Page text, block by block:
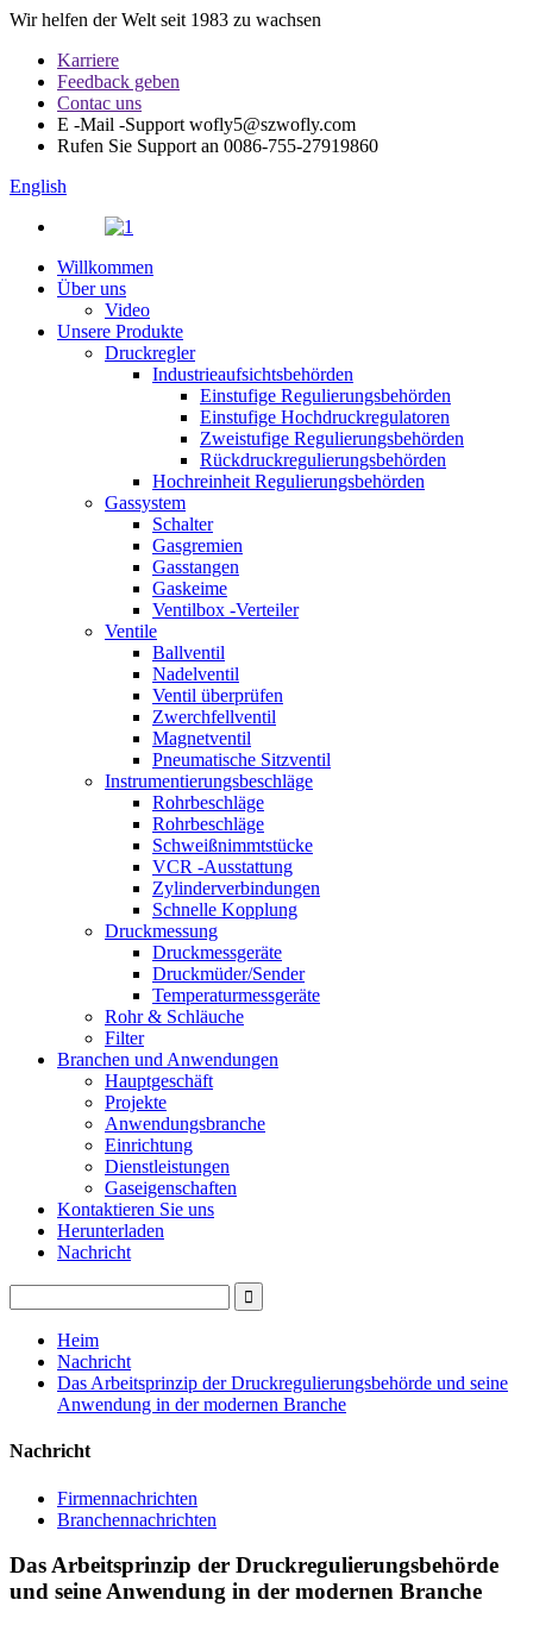
Wir helfen der Welt seit 1983 zu wachsen
Karriere
Feedback geben
Contac uns
E -Mail -Support wofly5@szwofly.com
Rufen Sie Support an 0086-755-27919860
English
Willkommen
Über uns
Video
Unsere Produkte
Druckregler
Industrieaufsichtsbehörden
Einstufige Regulierungsbehörden
Einstufige Hochdruckregulatoren
Zweistufige Regulierungsbehörden
Rückdruckregulierungsbehörden
Hochreinheit Regulierungsbehörden
Gassystem
Schalter
Gasgremien
Gasstangen
Gaskeime
Ventilbox -Verteiler
Ventile
Ballventil
Nadelventil
Ventil überprüfen
Zwerchfellventil
Magnetventil
Pneumatische Sitzventil
Instrumentierungsbeschläge
Rohrbeschläge
Rohrbeschläge
Schweißnimmtstücke
VCR -Ausstattung
Zylinderverbindungen
Schnelle Kopplung
Druckmessung
Druckmessgeräte
Druckmüder/Sender
Temperaturmessgeräte
Rohr & Schläuche
Filter
Branchen und Anwendungen
Hauptgeschäft
Projekte
Anwendungsbranche
Einrichtung
Dienstleistungen
Gaseigenschaften
Kontaktieren Sie uns
Herunterladen
Nachricht
Heim
Nachricht
Das Arbeitsprinzip der Druckregulierungsbehörde und seine
Anwendung in der modernen Branche
Nachricht
Firmennachrichten
Branchennachrichten
Das Arbeitsprinzip der Druckregulierungsbehörde
und seine Anwendung in der modernen Branche